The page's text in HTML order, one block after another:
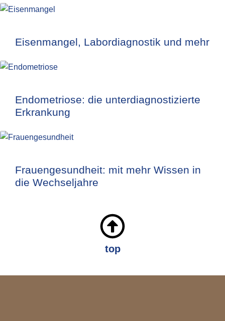
Eisenmangel, Labordiagnostik und mehr
Endometriose: die unterdiagnostizierte
Erkrankung
Frauengesundheit: mit mehr Wissen in
die Wechseljahre
top